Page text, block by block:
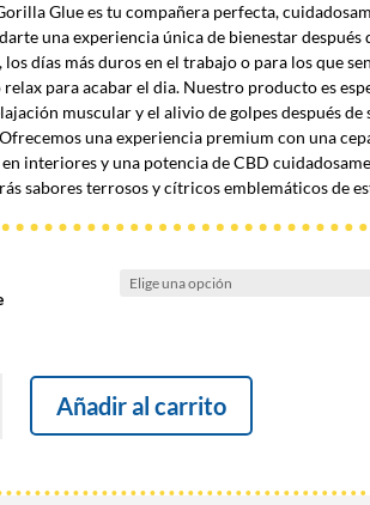
Glue es tu compañera perfecta,
una experiencia única de bienestar después
los días más duros en el trabajo o para los que
para acabar el dia. Nuestro producto es
muscular y el alivio de golpes después de
una experiencia premium con una
interiores y una potencia de CBD
sabores terrosos y cítricos emblemáticos de
Añadir al carrito